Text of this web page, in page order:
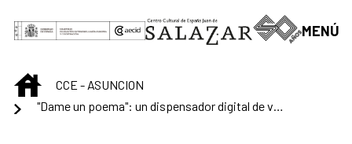
Saltar al contenido principal
MENÚ
INICIOCCE - ASUNCION